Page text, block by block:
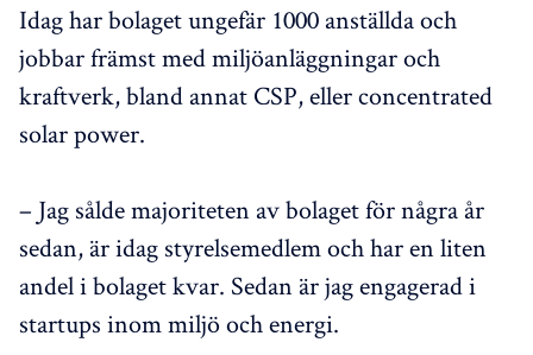
Idag har bolaget ungefär 1000 anställda och
jobbar främst med miljöanläggningar och
kraftverk, bland annat CSP, eller concentrated
solar power.
– Jag sålde majoriteten av bolaget för några år
sedan, är idag styrelsemedlem och har en liten
andel i bolaget kvar. Sedan är jag engagerad i
startups inom miljö och energi.